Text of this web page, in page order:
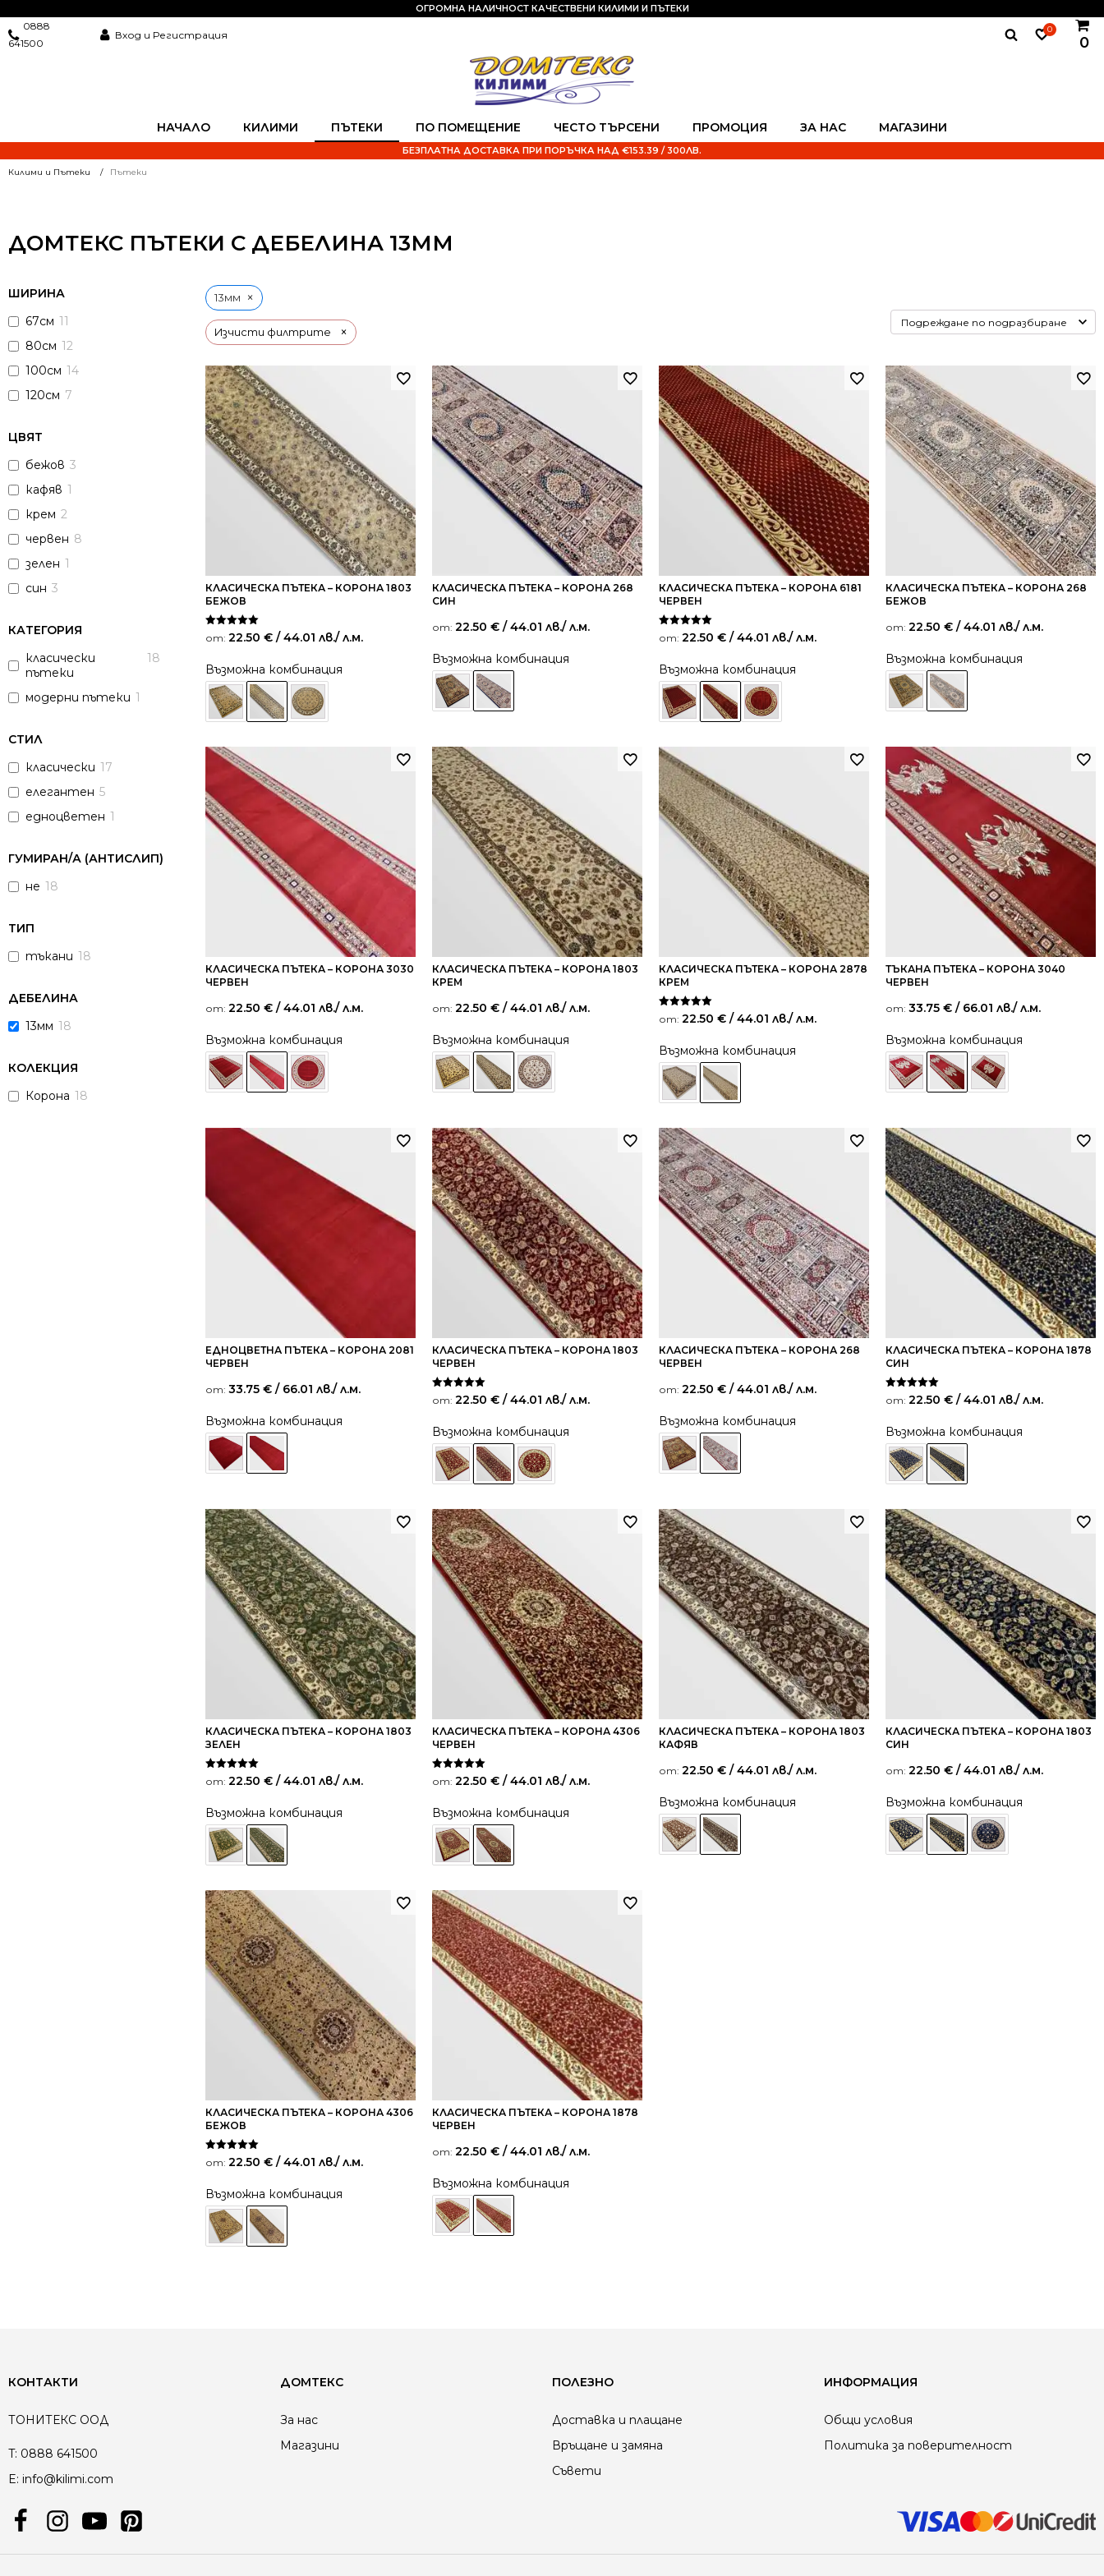
НАЧАЛО КИЛИМИ ПЪТЕКИ ПО ПОМЕЩЕНИЕ ЧЕСТО ТЪРСЕНИ ПРОМОЦИЯ ЗА НАС МАГАЗИНИ
0
0
0888
641500
Вход и Регистрация
ОГРОМНА НАЛИЧНОСТ КАЧЕСТВЕНИ КИЛИМИ И ПЪТЕКИ
БЕЗПЛАТНА ДОСТАВКА ПРИ ПОРЪЧКА НАД €153.39 / 300ЛВ.
Килими и Пътеки Пътеки
ДОМТЕКС ПЪТЕКИ С ДЕБЕЛИНА 13ММ
ШИРИНА
67см 11
80см 12
100см 14
120см 7
ЦВЯТ
бежов 3
кафяв 1
крем 2
червен 8
зелен 1
син 3
КАТЕГОРИЯ
класически
пътеки
18
модерни пътеки 1
СТИЛ
класически 17
елегантен 5
едноцветен 1
ГУМИРАН/А (АНТИСЛИП)
не 18
ТИП
тъкани 18
ДЕБЕЛИНА
13мм 18
КОЛЕКЦИЯ
Корона 18
Изчисти филтрите ×
13мм ×
КЛАСИЧЕСКА ПЪТЕКА – КОРОНА 1803
БЕЖОВ
Оценено на
5.00
от: 22.50 € / 44.01 лв./ л.м.
Възможна комбинация
КЛАСИЧЕСКА ПЪТЕКА – КОРОНА 268
СИН
от: 22.50 € / 44.01 лв./ л.м.
Възможна комбинация
КЛАСИЧЕСКА ПЪТЕКА – КОРОНА 6181
ЧЕРВЕН
Оценено на
5.00
от: 22.50 € / 44.01 лв./ л.м.
Възможна комбинация
КЛАСИЧЕСКА ПЪТЕКА – КОРОНА 268
БЕЖОВ
от: 22.50 € / 44.01 лв./ л.м.
Възможна комбинация
КЛАСИЧЕСКА ПЪТЕКА – КОРОНА 3030
ЧЕРВЕН
от: 22.50 € / 44.01 лв./ л.м.
Възможна комбинация
КЛАСИЧЕСКА ПЪТЕКА – КОРОНА 1803
КРЕМ
от: 22.50 € / 44.01 лв./ л.м.
Възможна комбинация
КЛАСИЧЕСКА ПЪТЕКА – КОРОНА 2878
КРЕМ
Оценено на
5.00
от: 22.50 € / 44.01 лв./ л.м.
Възможна комбинация
ТЪКАНА ПЪТЕКА – КОРОНА 3040
ЧЕРВЕН
от: 33.75 € / 66.01 лв./ л.м.
Възможна комбинация
ЕДНОЦВЕТНА ПЪТЕКА – КОРОНА 2081
ЧЕРВЕН
от: 33.75 € / 66.01 лв./ л.м.
Възможна комбинация
КЛАСИЧЕСКА ПЪТЕКА – КОРОНА 1803
ЧЕРВЕН
Оценено на
5.00
от: 22.50 € / 44.01 лв./ л.м.
Възможна комбинация
КЛАСИЧЕСКА ПЪТЕКА – КОРОНА 268
ЧЕРВЕН
от: 22.50 € / 44.01 лв./ л.м.
Възможна комбинация
КЛАСИЧЕСКА ПЪТЕКА – КОРОНА 1878
СИН
Оценено на
5.00
от: 22.50 € / 44.01 лв./ л.м.
Възможна комбинация
КЛАСИЧЕСКА ПЪТЕКА – КОРОНА 1803
ЗЕЛЕН
Оценено на
5.00
от: 22.50 € / 44.01 лв./ л.м.
Възможна комбинация
КЛАСИЧЕСКА ПЪТЕКА – КОРОНА 4306
ЧЕРВЕН
Оценено на
5.00
от: 22.50 € / 44.01 лв./ л.м.
Възможна комбинация
КЛАСИЧЕСКА ПЪТЕКА – КОРОНА 1803
КАФЯВ
от: 22.50 € / 44.01 лв./ л.м.
Възможна комбинация
КЛАСИЧЕСКА ПЪТЕКА – КОРОНА 1803
СИН
от: 22.50 € / 44.01 лв./ л.м.
Възможна комбинация
КЛАСИЧЕСКА ПЪТЕКА – КОРОНА 4306
БЕЖОВ
Оценено на
5.00
от: 22.50 € / 44.01 лв./ л.м.
Възможна комбинация
КЛАСИЧЕСКА ПЪТЕКА – КОРОНА 1878
ЧЕРВЕН
от: 22.50 € / 44.01 лв./ л.м.
Възможна комбинация
КОНТАКТИ
ТОНИТЕКС ООД
T: 0888 641500
E: info@kilimi.com
ДОМТЕКС
За нас
Магазини
ПОЛЕЗНО
Доставка и плащане
Връщане и замяна
Съвети
ИНФОРМАЦИЯ
Общи условия
Политика за поверителност